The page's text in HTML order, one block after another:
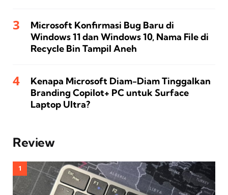
Microsoft Konfirmasi Bug Baru di
Windows 11 dan Windows 10, Nama File di
Recycle Bin Tampil Aneh
Kenapa Microsoft Diam-Diam Tinggalkan
Branding Copilot+ PC untuk Surface
Laptop Ultra?
Review